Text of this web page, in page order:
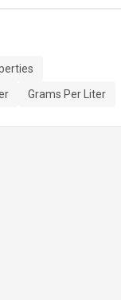
Grams Per Liter